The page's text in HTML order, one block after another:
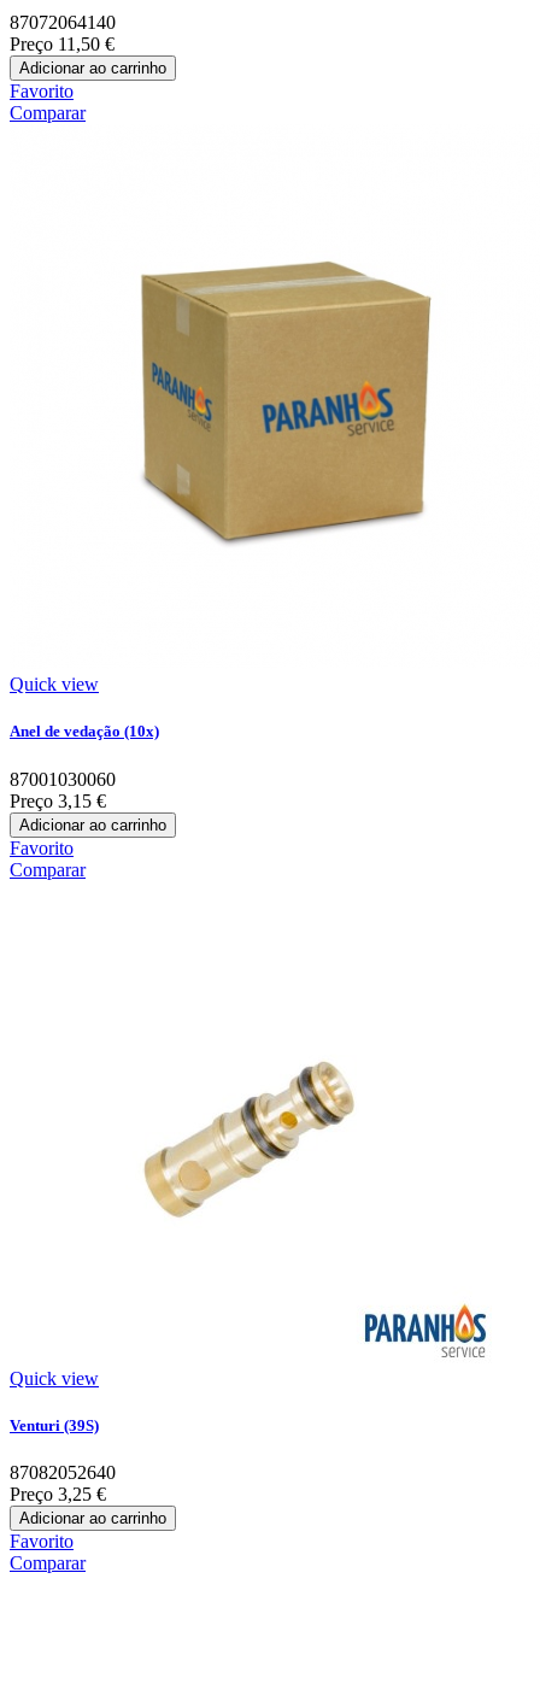
87072064140
Preço 11,50 €
Adicionar ao carrinho
Favorito
Comparar
Quick view
Anel de vedação (10x)
87001030060
Preço 3,15 €
Adicionar ao carrinho
Favorito
Comparar
Quick view
Venturi (39S)
87082052640
Preço 3,25 €
Adicionar ao carrinho
Favorito
Comparar